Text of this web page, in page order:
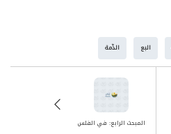
البع الذّمة
المبحث الرابع: في الفلس